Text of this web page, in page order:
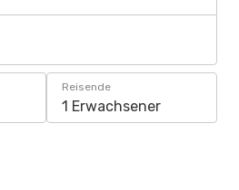
Reisende
1 Erwachsener